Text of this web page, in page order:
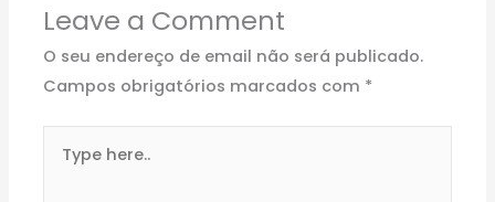
Leave a Comment
O seu endereço de email não será publicado.
Campos obrigatórios marcados com *
here..